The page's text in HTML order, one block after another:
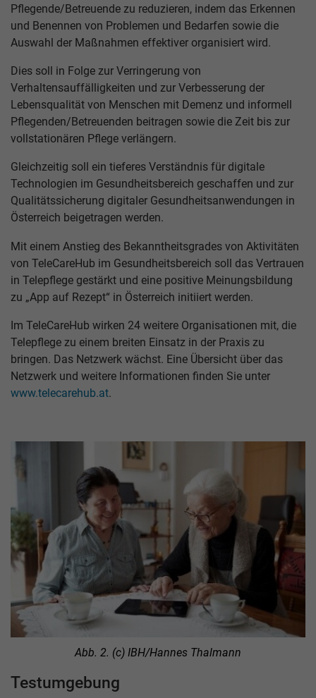
Pflegende/Betreuende zu reduzieren, indem das Erkennen
und Benennen von Problemen und Bedarfen sowie die
Auswahl der Maßnahmen effektiver organisiert wird.
Dies soll in Folge zur Verringerung von
Verhaltensauffälligkeiten und zur Verbesserung der
Lebensqualität von Menschen mit Demenz und informell
Pflegenden/Betreuenden beitragen sowie die Zeit bis zur
vollstationären Pflege verlängern.
Gleichzeitig soll ein tieferes Verständnis für digitale
Technologien im Gesundheitsbereich geschaffen und zur
Qualitätssicherung digitaler Gesundheitsanwendungen in
Österreich beigetragen werden.
Mit einem Anstieg des Bekanntheitsgrades von Aktivitäten
von TeleCareHub im Gesundheitsbereich soll das Vertrauen
in Telepflege gestärkt und eine positive Meinungsbildung
zu „App auf Rezept“ in Österreich initiiert werden.
Im TeleCareHub wirken 24 weitere Organisationen mit, die
Telepflege zu einem breiten Einsatz in der Praxis zu
bringen. Das Netzwerk wächst. Eine Übersicht über das
Netzwerk und weitere Informationen finden Sie unter
www.telecarehub.at.
Abb. 2. (c) IBH/Hannes Thalmann
Testumgebung